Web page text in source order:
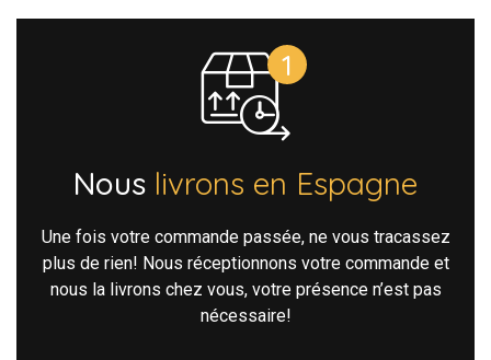
Nous livrons en Espagne
Une fois votre commande passée, ne vous tracassez
plus de rien! Nous réceptionnons votre commande et
nous la livrons chez vous, votre présence n’est pas
nécessaire!